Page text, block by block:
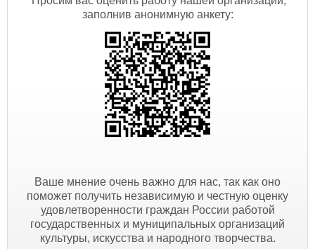
заполнив анонимную анкету:
Ваше мнение очень важно для нас, так как оно
поможет получить независимую и честную оценку
удовлетворенности граждан России работой
государственных и муниципальных организаций
культуры, искусства и народного творчества.